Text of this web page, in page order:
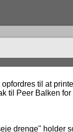
til at
til Peer Balken
drenge" holder